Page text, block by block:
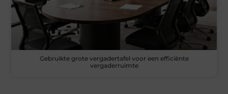
Gebruikte grote vergadertafel voor een efficiënte
vergaderruimte